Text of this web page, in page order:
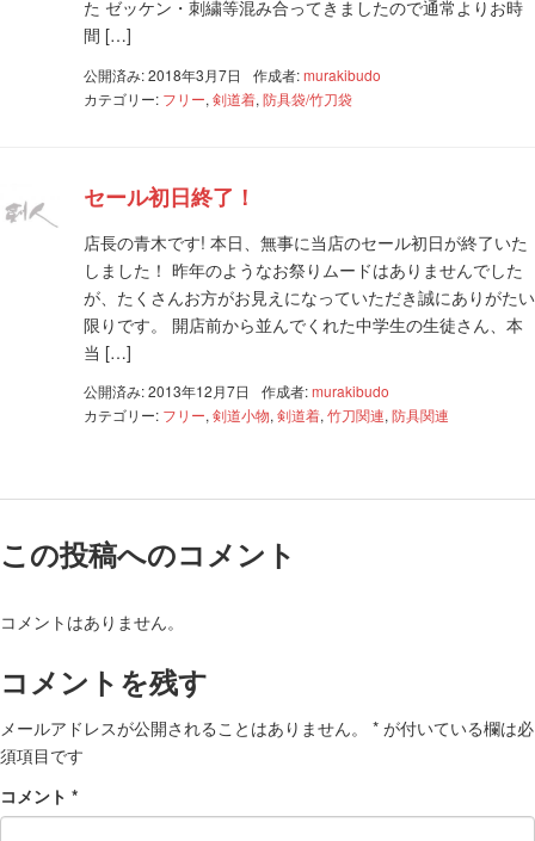
た ゼッケン・刺繍等混み合ってきましたので通常よりお時
間 […]
公開済み: 2018年3月7日 作成者:murakibudo
カテゴリー: フリー, 剣道着, 防具袋/竹刀袋
セール初日終了！
店長の青木です! 本日、無事に当店のセール初日が終了いた
しました！ 昨年のようなお祭りムードはありませんでした
が、たくさんお方がお見えになっていただき誠にありがたい
限りです。 開店前から並んでくれた中学生の生徒さん、本
当 […]
公開済み: 2013年12月7日 作成者:murakibudo
カテゴリー: フリー, 剣道小物, 剣道着, 竹刀関連, 防具関連
この投稿へのコメント
コメントはありません。
コメントを残す
メールアドレスが公開されることはありません。 * が付いている欄は必
須項目です
コメント *